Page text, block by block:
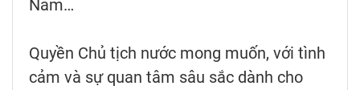
Nam…
Quyền Chủ tịch nước mong muốn, với tình
cảm và sự quan tâm sâu sắc dành cho